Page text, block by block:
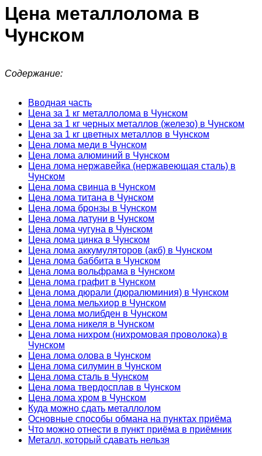
Цена металлолома в
Чунском
Содержание:
Вводная часть
Цена за 1 кг металлолома в Чунском
Цена за 1 кг черных металлов (железо) в Чунском
Цена за 1 кг цветных металлов в Чунском
Цена лома меди в Чунском
Цена лома алюминий в Чунском
Цена лома нержавейка (нержавеющая сталь) в
Чунском
Цена лома свинца в Чунском
Цена лома титана в Чунском
Цена лома бронзы в Чунском
Цена лома латуни в Чунском
Цена лома чугуна в Чунском
Цена лома цинка в Чунском
Цена лома аккумуляторов (акб) в Чунском
Цена лома баббита в Чунском
Цена лома вольфрама в Чунском
Цена лома графит в Чунском
Цена лома дюрали (дюралюминия) в Чунском
Цена лома мельхиор в Чунском
Цена лома молибден в Чунском
Цена лома никеля в Чунском
Цена лома нихром (нихромовая проволока) в
Чунском
Цена лома олова в Чунском
Цена лома силумин в Чунском
Цена лома сталь в Чунском
Цена лома твердосплав в Чунском
Цена лома хром в Чунском
Куда можно сдать металлолом
Основные способы обмана на пунктах приёма
Что можно отнести в пункт приёма в приёмник
Металл, который сдавать нельзя